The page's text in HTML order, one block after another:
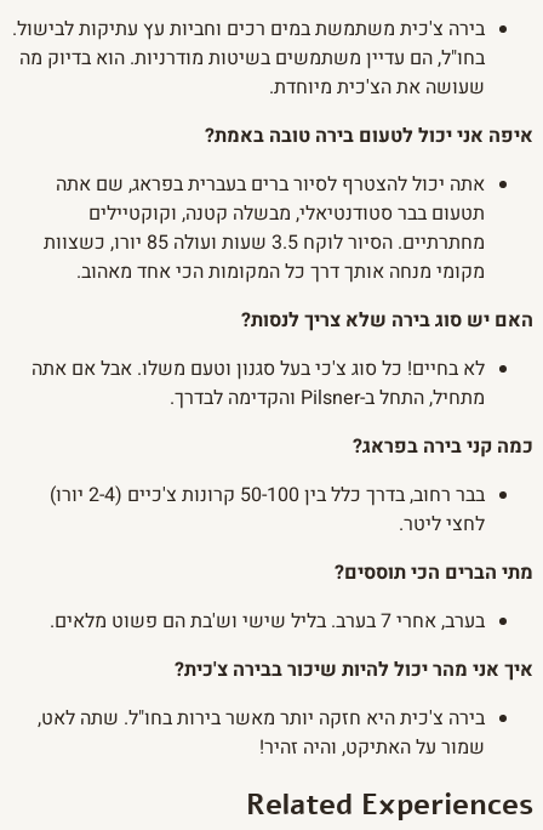
בירה צ'כית משתמשת במים רכים וחביות עץ עתיקות לבישול.
בחו"ל, הם עדיין משתמשים בשיטות מודרניות. הוא בדיוק מה
שעושה את הצ'כית מיוחדת.
איפה אני יכול לטעום בירה טובה באמת?
אתה יכול להצטרף לסיור ברים בעברית בפראג, שם אתה
תטעום בבר סטודנטיאלי, מבשלה קטנה, וקוקטיילים
מחתרתיים. הסיור לוקח 3.5 שעות ועולה 85 יורו, כשצוות
מקומי מנחה אותך דרך כל המקומות הכי אחד מאהוב.
האם יש סוג בירה שלא צריך לנסות?
לא בחיים! כל סוג צ'כי בעל סגנון וטעם משלו. אבל אם אתה
מתחיל, התחל ב-Pilsner והקדימה לבדרך.
כמה קני בירה בפראג?
בבר רחוב, בדרך כלל בין 50-100 קרונות צ'כיים (2-4 יורו)
לחצי ליטר.
מתי הברים הכי תוססים?
בערב, אחרי 7 בערב. בליל שישי וש'בת הם פשוט מלאים.
איך אני מהר יכול להיות שיכור בבירה צ'כית?
בירה צ'כית היא חזקה יותר מאשר בירות בחו"ל. שתה לאט,
שמור על האתיקט, והיה זהיר!
Related Experiences